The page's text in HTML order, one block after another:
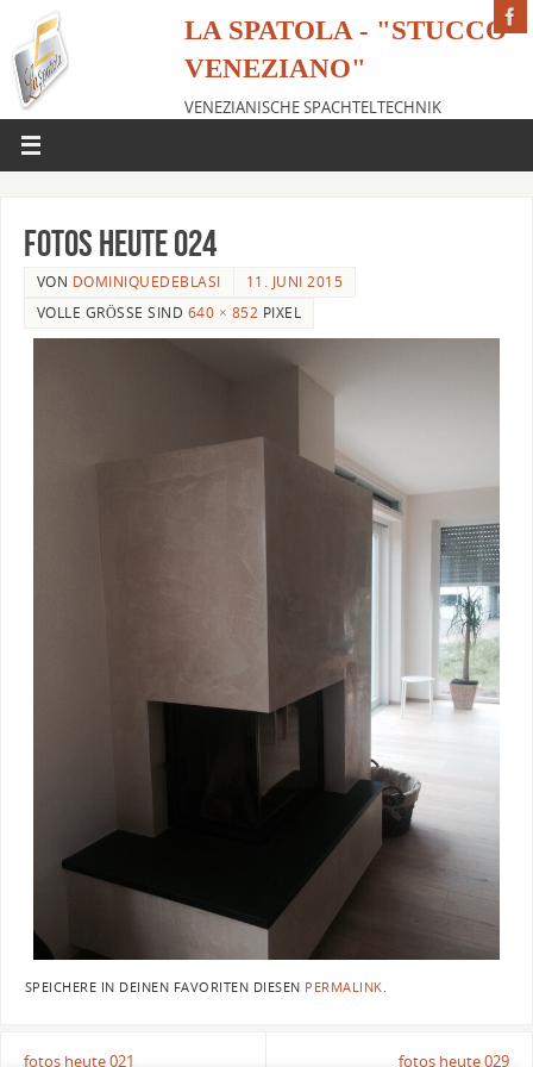
LA SPATOLA - "STUCCO
VENEZIANO"
VENEZIANISCHE SPACHTELTECHNIK
fotos heute 024
VON DOMINIQUEDEBLASI
11. JUNI 2015
VOLLE GRÖSSE SIND 640 × 852 PIXEL
SPEICHERE IN DEINEN FAVORITEN DIESEN PERMALINK.
fotos heute 021 fotos heute 029